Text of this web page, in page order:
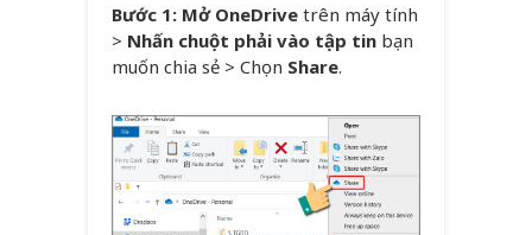
Bước 1: Mở OneDrive trên máy tính
> Nhấn chuột phải vào tập tin bạn
muốn chia sẻ > Chọn Share.